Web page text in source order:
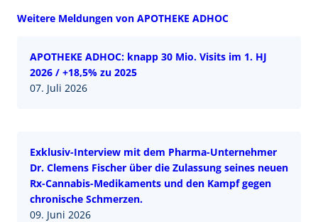
Weitere Meldungen von APOTHEKE ADHOC
APOTHEKE ADHOC: knapp 30 Mio. Visits im 1. HJ
2026 / +18,5% zu 2025
07. Juli 2026
Exklusiv-Interview mit dem Pharma-Unternehmer
Dr. Clemens Fischer über die Zulassung seines neuen
Rx-Cannabis-Medikaments und den Kampf gegen
chronische Schmerzen.
09. Juni 2026